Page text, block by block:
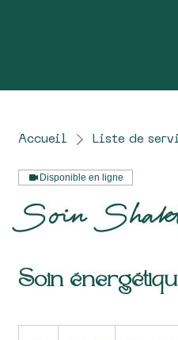
Accueil Liste de
Disponible en ligne
Soin
Soin